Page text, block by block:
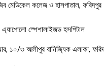
মেডিকেল কলেজ ও হাসপাতাল,
এ্যাপোলো স্পেশালাইজড হসপিটাল
১০/৩ আলীপুর বানিজ্যিক এলাকা,